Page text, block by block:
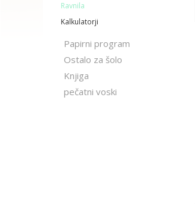
Ravnila
Kalkulatorji
Papirni program
Ostalo za šolo
Knjiga
pečatni voski